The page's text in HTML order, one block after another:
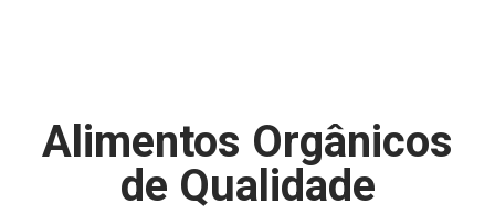
Alimentos Orgânicos
de Qualidade